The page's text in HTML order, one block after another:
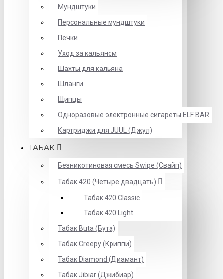
Мундштуки
Персональные мундштуки
Печки
Уход за кальяном
Шахты для кальяна
Шланги
Щипцы
Одноразовые электронные сигареты ELF BAR
Картриджи для JUUL (Джул)
ТАБАК
Безникотиновая смесь Swipe (Свайп)
Табак 420 (Четыре двадцать)
Табак 420 Classic
Табак 420 Light
Табак Buta (Бута)
Табак Creepy (Криппи)
Табак Diamond (Диамант)
Табак Jibiar (Джибиар)